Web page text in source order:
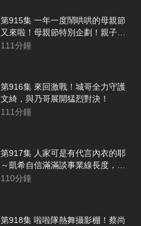
第915集 一年一度鬧哄哄的母親節
又來啦！母親節特別企劃！親子合
作賽
111分鐘
第916集 來回激戰！城哥全力守護
文綺，與乃哥展開猛烈對決！
111分鐘
第917集 人家可是有代言內衣的耶
～凱希自信滿滿談事業線長度，搞
笑叫囂：不要小看喔！
110分鐘
第918集 啦啦隊熱舞攝影棚！蔡尚